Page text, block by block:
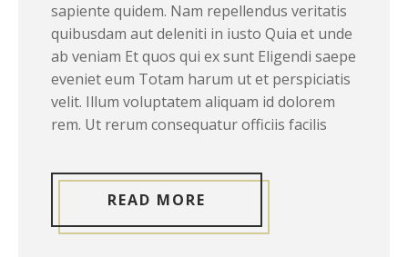
sapiente quidem. Nam repellendus veritatis
quibusdam aut deleniti in iusto Quia et unde
ab veniam Et quos qui ex sunt Eligendi saepe
eveniet eum Totam harum ut et perspiciatis
velit. Illum voluptatem aliquam id dolorem
rem. Ut rerum consequatur officiis facilis
READ MORE